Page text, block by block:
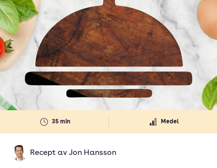
35 min Medel
Recept av Jon Hansson